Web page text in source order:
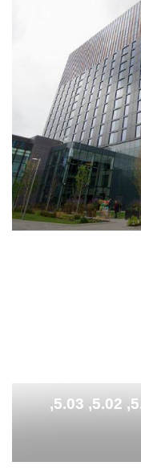
مركز الملك عبدالله المالي - 5.01, 5.02, 5.03,